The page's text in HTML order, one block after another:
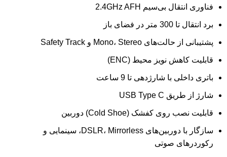
فناوری انتقال بی‌سیم 2.4GHz AFH
برد انتقال تا 300 متر در فضای باز
پشتیبانی از حالت‌های Mono، Stereo و Safety Track
قابلیت کاهش نویز محیط (ENC)
باتری داخلی با شارژدهی تا 9 ساعت
شارژ از طریق USB Type C
قابلیت نصب روی کفشک (Cold Shoe) دوربین
سازگار با دوربین‌های DSLR، Mirrorless، سینمایی و
رکوردرهای صوتی